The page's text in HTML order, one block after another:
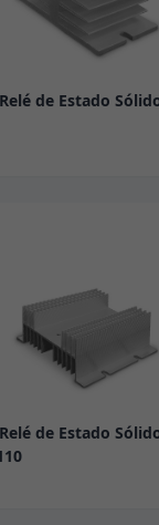
de Estado
de Estado